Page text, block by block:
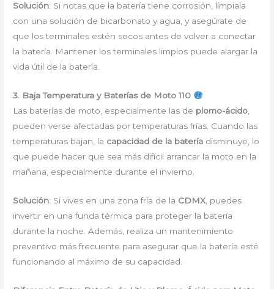
Solución: Si notas que la batería tiene corrosión, límpiala
con una solución de bicarbonato y agua, y asegúrate de
que los terminales estén secos antes de volver a conectar
la batería. Mantener los terminales limpios puede alargar la
vida útil de la batería.
3. Baja Temperatura y Baterías de Moto 110
Las baterías de moto, especialmente las de plomo-ácido
pueden verse afectadas por temperaturas frías. Cuando las
temperaturas bajan, la capacidad de la batería disminuye, lo
que puede hacer que sea más difícil arrancar la moto en la
mañana, especialmente durante el invierno.
Solución: Si vives en una zona fría de la CDMX , puedes
invertir en una funda térmica para proteger la batería
durante la noche. Además, realiza un mantenimiento
preventivo más frecuente para asegurar que la batería esté
funcionando al máximo de su capacidad.